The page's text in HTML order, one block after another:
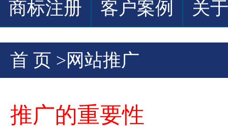
商标注册
客户案例 关
首 页 >网站推广
推广的重要性